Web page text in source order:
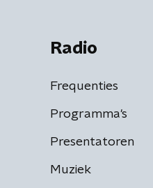
Radio
Frequenties
Programma's
Presentatoren
Muziek